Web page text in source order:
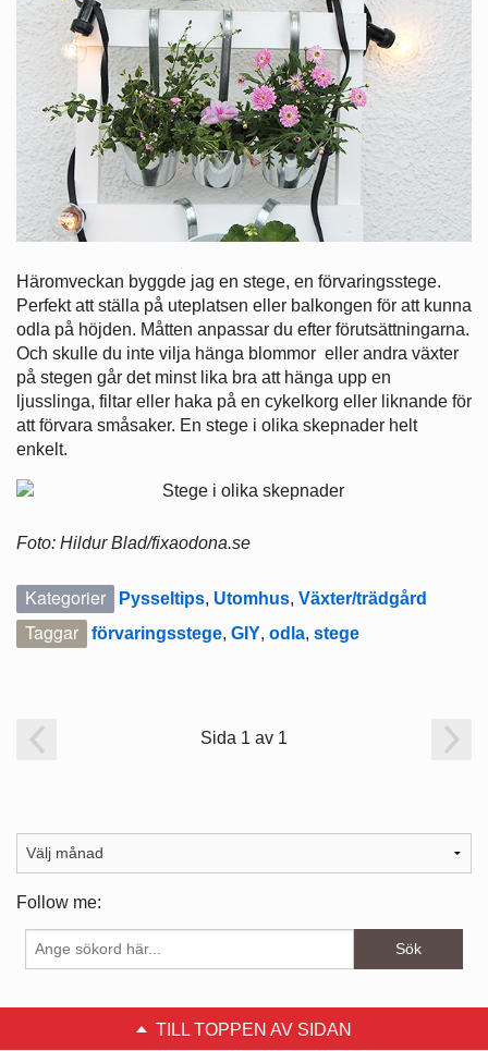
Häromveckan byggde jag en stege, en förvaringsstege.
Perfekt att ställa på uteplatsen eller balkongen för att kunna
odla på höjden. Måtten anpassar du efter förutsättningarna.
Och skulle du inte vilja hänga blommor eller andra växter
på stegen går det minst lika bra att hänga upp en
ljusslinga, filtar eller haka på en cykelkorg eller liknande för
att förvara småsaker. En stege i olika skepnader helt
enkelt.
Foto: Hildur Blad/fixaodona.se
Kategorier Pysseltips, Utomhus, Växter/trädgård
Taggar förvaringsstege, GIY, odla, stege
Sida 1 av 1
Follow me:
TILL TOPPEN AV SIDAN